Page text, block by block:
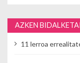
AZKEN
11 lerroa